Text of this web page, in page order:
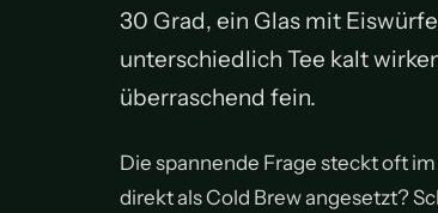
30 Grad, ein Glas mit
unterschiedlich Tee kalt
überraschend fein.
Die spannende Frage steckt oft
direkt als Cold Brew angesetzt?